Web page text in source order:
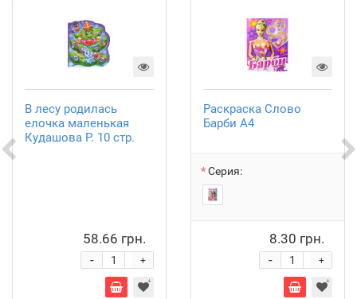
В лесу родилась
елочка маленькая
Кудашова Р. 10 стр.
58.66 грн.
+
-
Раскраска Слово
Барби А4
Серия:
8.30 грн.
+
-